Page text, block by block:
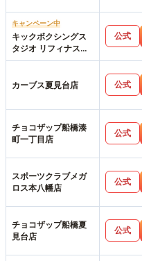
キャンペーン中
キックボクシングス
タジオ リフィナス船
橋店
公式
カーブス夏見台店 公式
チョコザップ船橋湊
町一丁目店
公式
スポーツクラブメガ
ロス本八幡店
公式
チョコザップ船橋夏
見台店
公式